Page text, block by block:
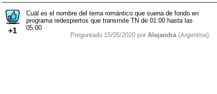
+1
Cuál es el nombre del tema romántico que suena de fondo en
programa redespiertos que transmite TN de 01:00 hasta las
05:00
Preguntado 15/05/2020 por Alejandra (Argentina)